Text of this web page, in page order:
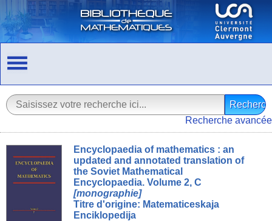
Recherche avancée
Encyclopaedia of mathematics : an
updated and annotated translation of
the Soviet Mathematical
Encyclopaedia. Volume 2, C
[monographie]
Titre d'origine: Matematiceskaja
Enciklopedija